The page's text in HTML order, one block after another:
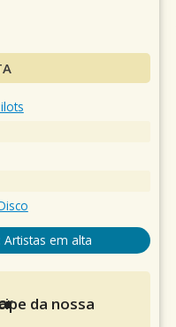
Artistas em alta
da nossa